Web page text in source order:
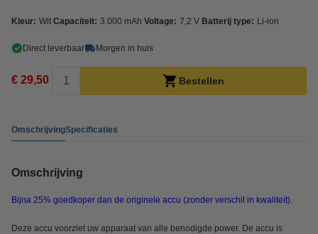
Kleur: Wit Capaciteit: 3.000 mAh Voltage: 7,2 V Batterij type: Li-ion
Direct leverbaar Morgen in huis
€ 29,50 Bestellen
OmschrijvingSpecificaties
Omschrijving
Bijna 25% goedkoper dan de originele accu (zonder verschil in kwaliteit).
Deze accu voorziet uw apparaat van alle benodigde power. De accu is